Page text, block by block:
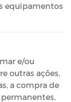
equipamentos
e/ou
outras ações,
a compra de